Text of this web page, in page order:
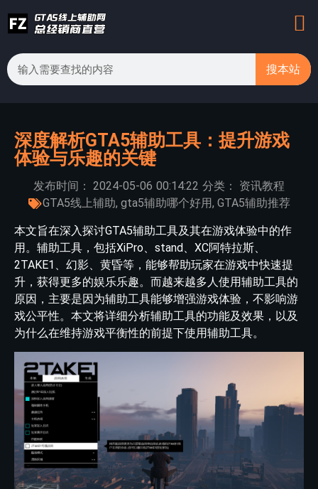
搜本站
深度解析GTA5辅助工具：提升游戏
体验与乐趣的关键
发布时间： 2024-05-06 00:14:22 分类：
资讯教程
GTA5线上辅助, gta5辅助哪个好用, GTA5辅助推荐
本文旨在深入探讨GTA5辅助工具及其在游戏体验中的作
用。辅助工具，包括XiPro、stand、XC阿特拉斯、
2TAKE1、幻影、黄昏等，能够帮助玩家在游戏中快速提
升，获得更多的娱乐乐趣。而越来越多人使用辅助工具的
原因，主要是因为辅助工具能够增强游戏体验，不影响游
戏公平性。本文将详细分析辅助工具的功能及效果，以及
为什么在维持游戏平衡性的前提下使用辅助工具。